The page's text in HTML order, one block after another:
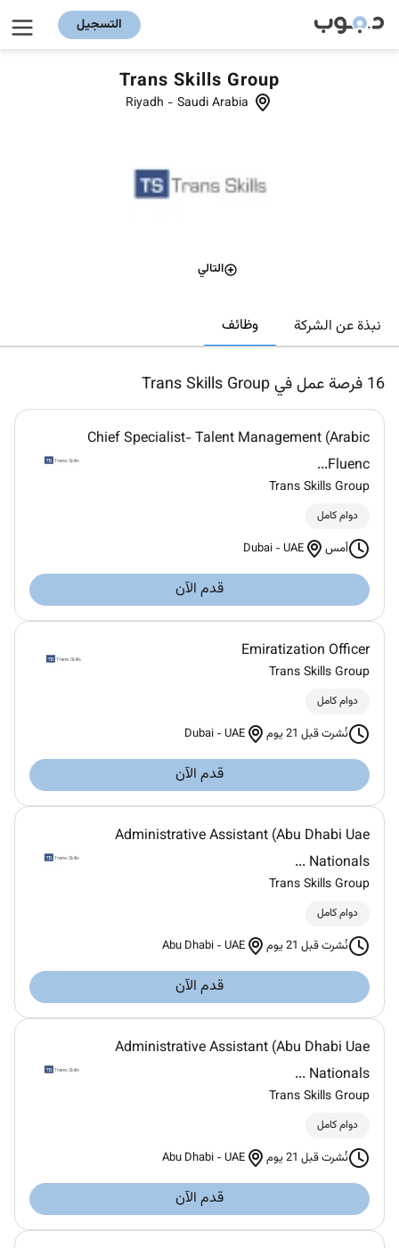
التسجيل
Trans Skills Group
Riyadh - Saudi Arabia
التالي
نبذة عن الشركة وظائف
16 فرصة عمل في Trans Skills Group
Chief Specialist- Talent Management (Arabic
Fluenc...
Trans Skills Group
دوام كامل
أمس Dubai -UAE
قدم الآن
Emiratization Officer
Trans Skills Group
دوام كامل
نُشرت قبل 21 يوم Dubai -UAE
قدم الآن
Administrative Assistant (Abu Dhabi Uae
Nationals ...
Trans Skills Group
دوام كامل
نُشرت قبل 21 يوم Abu Dhabi -UAE
قدم الآن
Administrative Assistant (Abu Dhabi Uae
Nationals ...
Trans Skills Group
دوام كامل
نُشرت قبل 21 يوم Abu Dhabi -UAE
قدم الآن